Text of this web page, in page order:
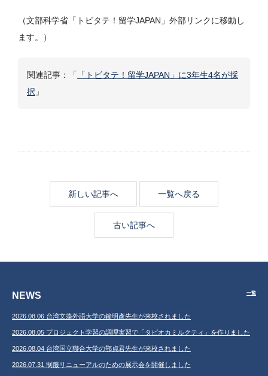
（文部科学省「トビタテ！留学JAPAN」外部リンクに移動し
ます。）
関連記事：「
「トビタテ！留学JAPAN」に3年生4名が採
択 」
新しい記事へ 一覧へ戻る
古い記事へ
NEWS 一覧
2026.08.06 台湾文藻外語大学の鐘明彥先生が来校されました
2026.08.05 プロジェクト学習の調理実習で「タピオカミルクティ」を作りました
2026.08.04 台湾国立聯合大学の鄂貞君先生が来校されました
2026.07.31 制服リニューアルのための展示会を開催しました